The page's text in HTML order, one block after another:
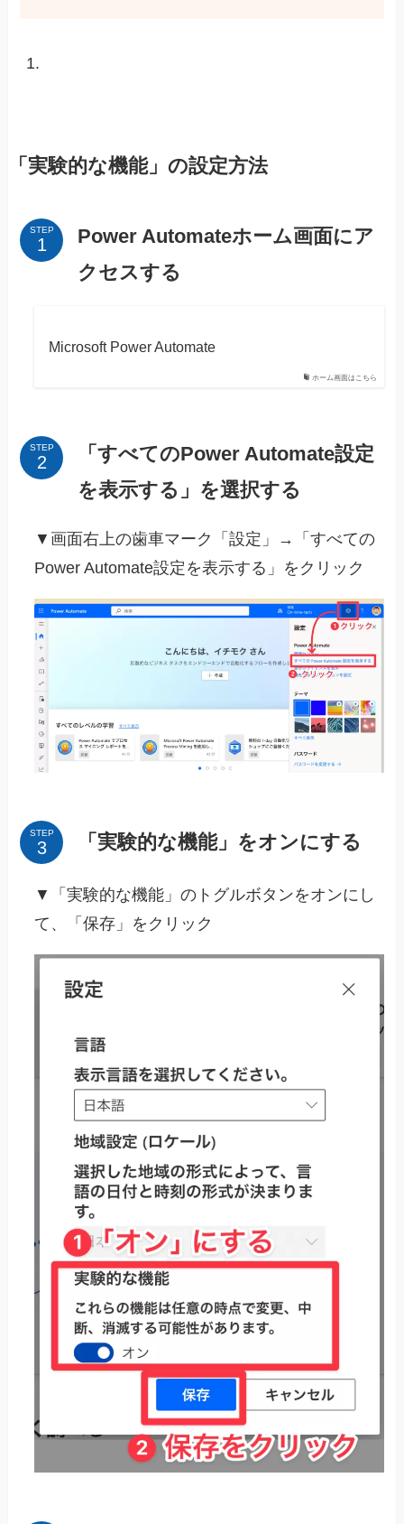
「実験的な機能」の設定方法
STEP
Power Automateホーム画面にア
クセスする
ホーム画面はこちら
Microsoft Power Automate
STEP
「すべてのPower Automate設定
を表示する」を選択する
▼画面右上の歯車マーク「設定」→「すべての
Power Automate設定を表示する」をクリック
STEP 「実験的な機能」をオンにする
▼「実験的な機能」のトグルボタンをオンにし
て、「保存」をクリック